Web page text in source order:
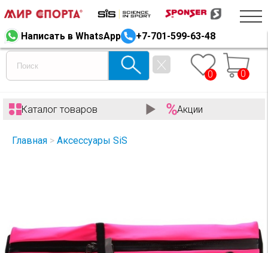
Написать в WhatsApp +7-701-599-63-48
0 0
Каталог товаров Акции
Главная > Аксессуары SiS